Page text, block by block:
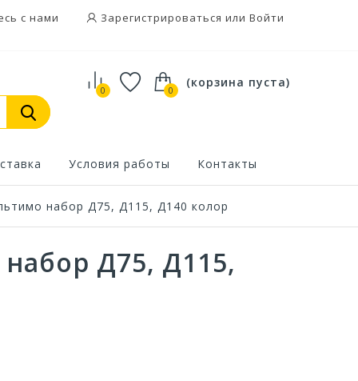
с нами Зарегистрироваться или Войти
0
(корзина пуста)
0
Условия работы Контакты
набор Д75, Д115, Д140 колор
Д75, Д115,